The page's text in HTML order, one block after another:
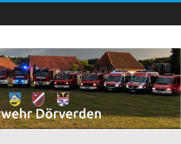
Dörverden
Direkt
zum
Inhalt
springen